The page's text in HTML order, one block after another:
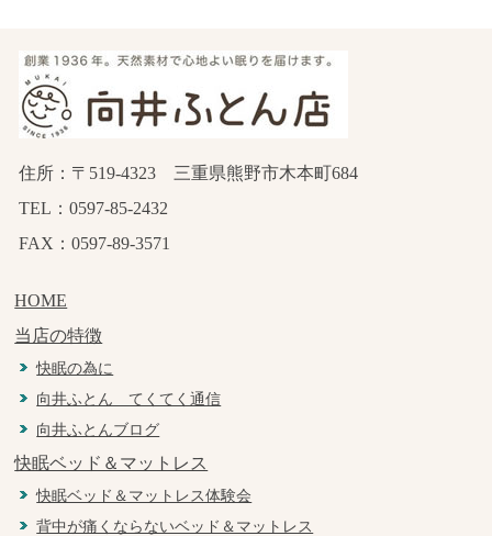
住所：〒519-4323 三重県熊野市木本町684
TEL：0597-85-2432
FAX：0597-89-3571
HOME
当店の特徴
快眠の為に
向井ふとん てくてく通信
向井ふとんブログ
快眠ベッド＆マットレス
快眠ベッド＆マットレス体験会
背中が痛くならないベッド＆マットレス